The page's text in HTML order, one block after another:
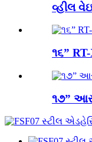
વ્હીલ
૧૬”
૧૭”